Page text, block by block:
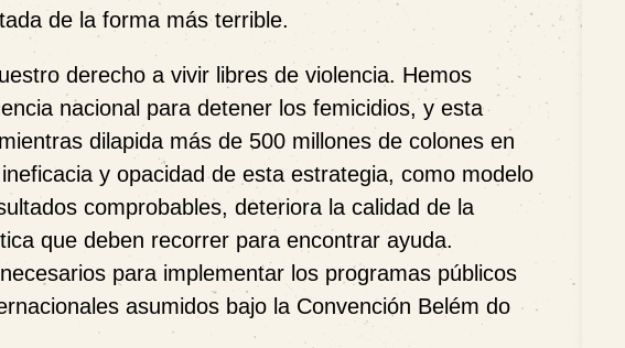
de la forma más terrible.
derecho a vivir libres de violencia. Hemos
nacional para detener los femicidios, y esta
dilapida más de 500 millones de colones en
y opacidad de esta estrategia, como modelo
comprobables, deteriora la calidad de la
que deben recorrer para encontrar ayuda.
para implementar los programas públicos
asumidos bajo la Convención Belém do